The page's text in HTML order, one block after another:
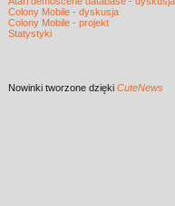
Colony Mobile - dyskusja
Colony Mobile - projekt
Statystyki
Nowinki tworzone dzięki CuteNews